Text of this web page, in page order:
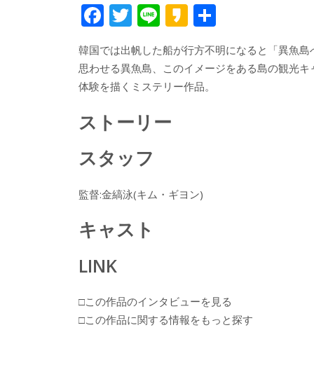
F
ac
e
b
o
k
T
w
itt
er
Li
n
e
K
a
k
a
有
韓国では出帆した船が行方不明になると「異魚
思わせる異魚島、このイメージをある島の観光
体験を描くミステリー作品。
ストーリー
スタッフ
監督:金縞泳(キム・ギヨン)
キャスト
LINK
□この作品のインタビューを見る
□この作品に関する情報をもっと探す